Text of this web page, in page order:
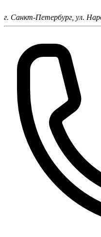
г. Санкт-Петербург, ул.